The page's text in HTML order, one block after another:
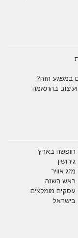
במפגע הזה?
ועיצוב בהתאמה
חופשה בארץ
גירושין
מזג אוויר
ראש השנה
עסקים מומלצים
בישראל